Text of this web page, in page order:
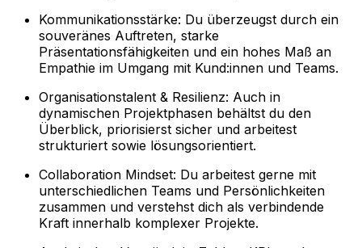
Kommunikationsstärke: Du überzeugst durch ein
souveränes Auftreten, starke
Präsentationsfähigkeiten und ein hohes Maß an
Empathie im Umgang mit Kund:innen und Teams.
Organisationstalent & Resilienz: Auch in
dynamischen Projektphasen behältst du den
Überblick, priorisierst sicher und arbeitest
strukturiert sowie lösungsorientiert.
Collaboration Mindset: Du arbeitest gerne mit
unterschiedlichen Teams und Persönlichkeiten
zusammen und verstehst dich als verbindende
Kraft innerhalb komplexer Projekte.